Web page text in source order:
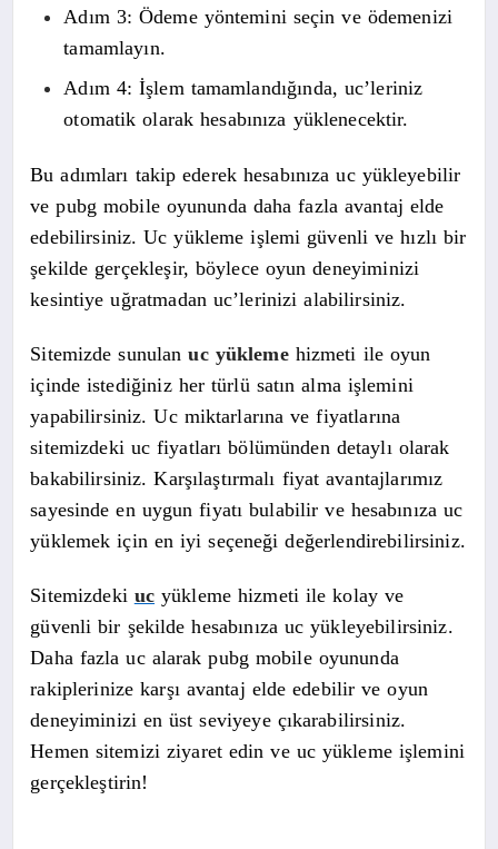
Adım 3: Ödeme yöntemini seçin ve ödemenizi
tamamlayın.
Adım 4: İşlem tamamlandığında, uc’leriniz
otomatik olarak hesabınıza yüklenecektir.
Bu adımları takip ederek hesabınıza uc yükleyebilir
ve pubg mobile oyununda daha fazla avantaj elde
edebilirsiniz. Uc yükleme işlemi güvenli ve hızlı bir
şekilde gerçekleşir, böylece oyun deneyiminizi
kesintiye uğratmadan uc’lerinizi alabilirsiniz.
Sitemizde sunulanuc yüklemehizmeti ile oyun
içinde istediğiniz her türlü satın alma işlemini
yapabilirsiniz. Uc miktarlarına ve fiyatlarına
sitemizdeki uc fiyatları bölümünden detaylı olarak
bakabilirsiniz. Karşılaştırmalı fiyat avantajlarımız
sayesinde en uygun fiyatı bulabilir ve hesabınıza uc
yüklemek için en iyi seçeneği değerlendirebilirsiniz.
Sitemizdeki uc yükleme hizmeti ile kolay ve
güvenli bir şekilde hesabınıza uc yükleyebilirsiniz.
Daha fazla uc alarak pubg mobile oyununda
rakiplerinize karşı avantaj elde edebilir ve oyun
deneyiminizi en üst seviyeye çıkarabilirsiniz.
Hemen sitemizi ziyaret edin ve uc yükleme işlemini
gerçekleştirin!